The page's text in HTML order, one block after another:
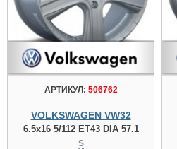
АРТИКУЛ: 506762
VOLKSWAGEN VW32
6.5x16 5/112 ET43 DIA 57.1
S